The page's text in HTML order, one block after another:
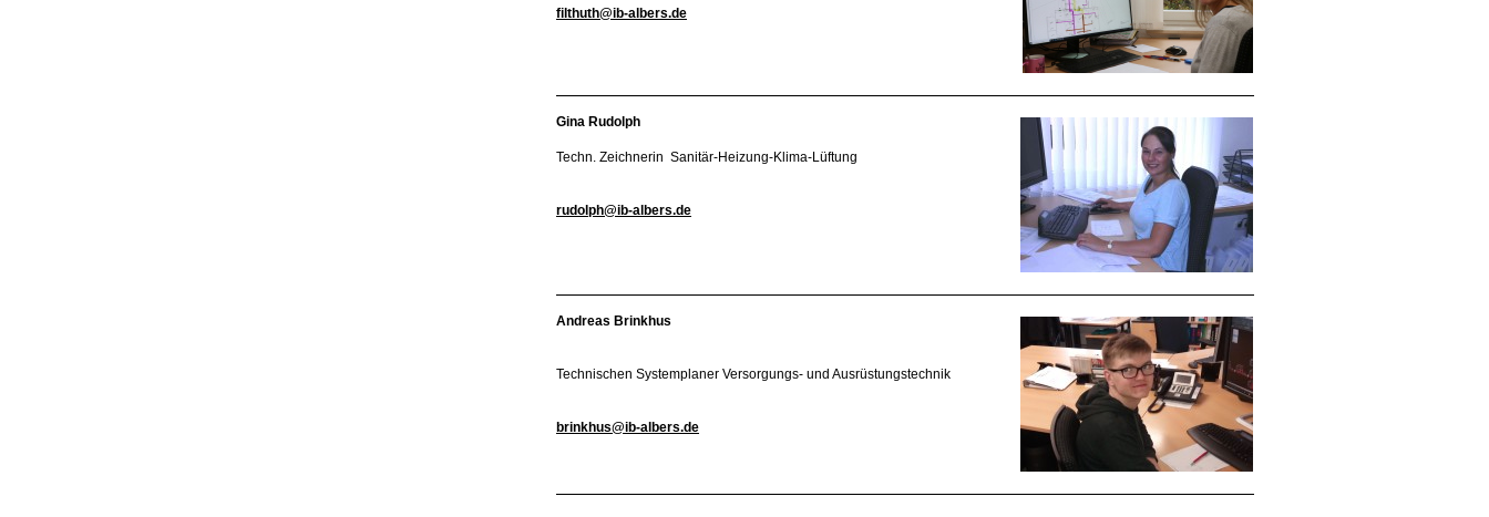
filthuth@ib-albers.de
Gina Rudolph
Techn. Zeichnerin Sanitär-Heizung-Klima-Lüftung
rudolph@ib-albers.de
Andreas Brinkhus
Technischen Systemplaner Versorgungs- und Ausrüstungstechnik
brinkhus@ib-albers.de